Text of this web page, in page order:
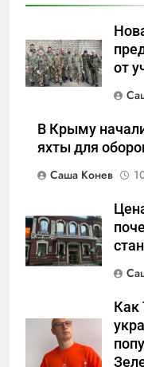
от
В Крыму
яхты для
Саша Конев
Как
7